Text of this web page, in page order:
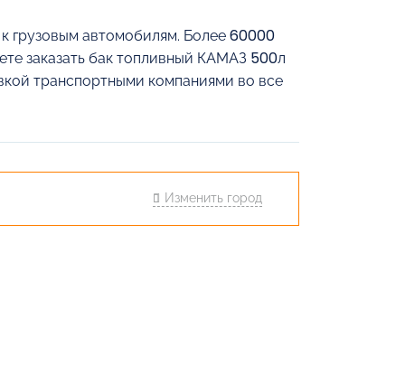
грузовым автомобилям. Более 60000
заказать бак топливный КАМАЗ 500л
транспортными компаниями во все
Изменить город